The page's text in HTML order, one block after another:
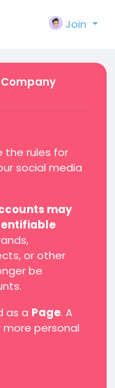
Join
the rules for
social media
may
or other
be
as a Page. A
personal